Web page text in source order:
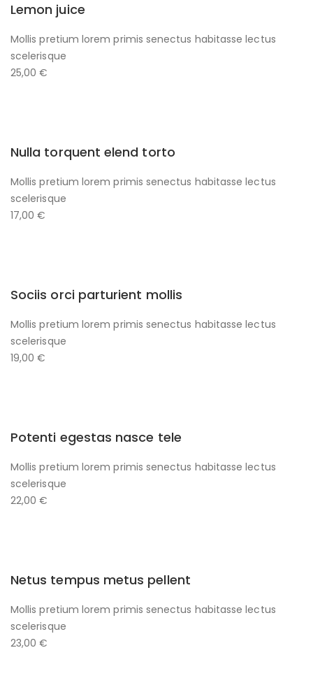
Lemon juice
Mollis pretium lorem primis senectus habitasse lectus
scelerisque
25,00 €
Nulla torquent elend torto
Mollis pretium lorem primis senectus habitasse lectus
scelerisque
17,00 €
Sociis orci parturient mollis
Mollis pretium lorem primis senectus habitasse lectus
scelerisque
19,00 €
Potenti egestas nasce tele
Mollis pretium lorem primis senectus habitasse lectus
scelerisque
22,00 €
Netus tempus metus pellent
Mollis pretium lorem primis senectus habitasse lectus
scelerisque
23,00 €